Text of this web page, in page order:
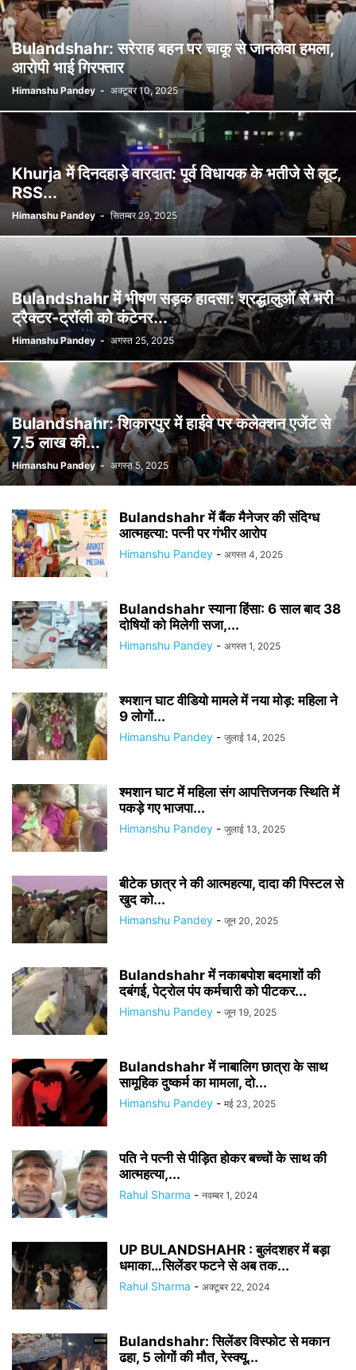
Bulandshahr: सरेराह बहन पर चाकू से जानलेवा हमला,
आरोपी भाई गिरफ्तार
Himanshu Pandey - अक्टूबर 10, 2025
Khurja में दिनदहाड़े वारदात: पूर्व विधायक के भतीजे से लूट,
RSS...
Himanshu Pandey - सितम्बर 29, 2025
Bulandshahr में भीषण सड़क हादसा: श्रद्धालुओं से भरी
ट्रैक्टर-ट्रॉली को कंटेनर...
Himanshu Pandey - अगस्त 25, 2025
Bulandshahr: शिकारपुर में हाईवे पर कलेक्शन एजेंट से
7.5 लाख की...
Himanshu Pandey - अगस्त 5, 2025
Bulandshahr में बैंक मैनेजर की संदिग्ध
आत्महत्या: पत्नी पर गंभीर आरोप
Himanshu Pandey - अगस्त 4, 2025
Bulandshahr स्याना हिंसा: 6 साल बाद 38
दोषियों को मिलेगी सजा,...
Himanshu Pandey - अगस्त 1, 2025
श्मशान घाट वीडियो मामले में नया मोड़: महिला ने
9 लोगों...
Himanshu Pandey - जुलाई 14, 2025
श्मशान घाट में महिला संग आपत्तिजनक स्थिति में
पकड़े गए भाजपा...
Himanshu Pandey - जुलाई 13, 2025
बीटेक छात्र ने की आत्महत्या, दादा की पिस्टल से
खुद को...
Himanshu Pandey - जून 20, 2025
Bulandshahr में नकाबपोश बदमाशों की
दबंगई, पेट्रोल पंप कर्मचारी को पीटकर...
Himanshu Pandey - जून 19, 2025
Bulandshahr में नाबालिग छात्रा के साथ
सामूहिक दुष्कर्म का मामला, दो...
Himanshu Pandey - मई 23, 2025
पति ने पत्नी से पीड़ित होकर बच्चों के साथ की
आत्महत्या,...
Rahul Sharma - नवम्बर 1, 2024
UP BULANDSHAHR : बुलंदशहर में बड़ा
धमाका…सिलेंडर फटने से अब तक...
Rahul Sharma - अक्टूबर 22, 2024
Bulandshahr: सिलेंडर विस्फोट से मकान
ढहा, 5 लोगों की मौत, रेस्क्यू...